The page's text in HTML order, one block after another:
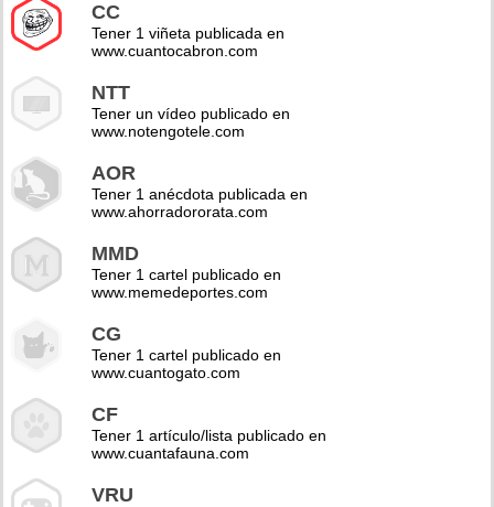
CC
Tener 1 viñeta publicada en
www.cuantocabron.com
NTT
Tener un vídeo publicado en
www.notengotele.com
AOR
Tener 1 anécdota publicada en
www.ahorradororata.com
MMD
Tener 1 cartel publicado en
www.memedeportes.com
CG
Tener 1 cartel publicado en
www.cuantogato.com
CF
Tener 1 artículo/lista publicado en
www.cuantafauna.com
VRU